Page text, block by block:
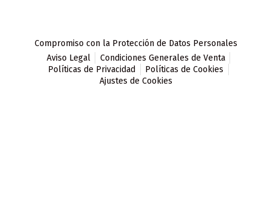
Compromiso con la Protección de Datos Personales
Aviso Legal
Condiciones Generales de Venta
Políticas de Privacidad
Políticas de Cookies
Ajustes de Cookies